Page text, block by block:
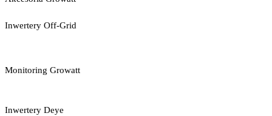
Inwertery Off-Grid
Monitoring Growatt
Inwertery Deye